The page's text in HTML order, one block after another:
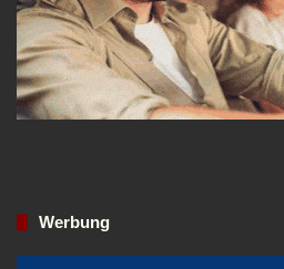
Werbung